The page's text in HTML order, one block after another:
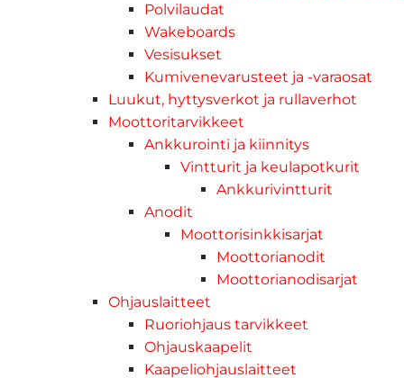
Polvilaudat
Wakeboards
Vesisukset
Kumivenevarusteet ja -varaosat
Luukut, hyttysverkot ja rullaverhot
Moottoritarvikkeet
Ankkurointi ja kiinnitys
Vintturit ja keulapotkurit
Ankkurivintturit
Anodit
Moottorisinkkisarjat
Moottorianodit
Moottorianodisarjat
Ohjauslaitteet
Ruoriohjaus tarvikkeet
Ohjauskaapelit
Kaapeliohjauslaitteet